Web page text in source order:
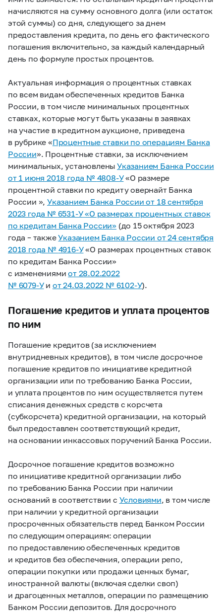
начисляются на сумму основного долга (или остаток
этой суммы) со дня, следующего за днем
предоставления кредита, по день его фактического
погашения включительно, за каждый календарный
день по формуле простых процентов.
Актуальная информация о процентных ставках
по всем видам обеспеченных кредитов Банка
России, в том числе минимальных процентных
ставках, которые могут быть указаны в заявках
на участие в кредитном аукционе, приведена
в рубрике «Процентные ставки по операциям Банка
России». Процентные ставки, за исключением
минимальных, установленыУказанием Банка России
от 1 июня 2018 года № 4808-У«О размере
процентной ставки по кредиту овернайт Банка
России »,Указанием Банка России от 18 сентября
2023 года № 6531-У «О размерах процентных ставок
по кредитам Банка России» (до 15 октября 2023
года – такжеУказанием Банка России от 24 сентября
2018 года № 4916-У«О размерах процентных ставок
по кредитам Банка России»
с изменениями от 28.02.2022
№ 6079-У и от 24.03.2022 № 6102-У).
Погашение кредитов и уплата процентов
по ним
Погашение кредитов (за исключением
внутридневных кредитов), в том числе досрочное
погашение кредитов по инициативе кредитной
организации или по требованию Банка России,
и уплата процентов по ним осуществляется путем
списания денежных средств с корсчета
(субкорсчета) кредитной организации, на который
был предоставлен соответствующий кредит,
на основании инкассовых поручений Банка России.
Досрочное погашение кредитов возможно
по инициативе кредитной организации либо
по требованию Банка России при наличии
оснований в соответствии с Условиями, в том числе
при наличии у кредитной организации
просроченных обязательств перед Банком России
по следующим операциям: операции
по предоставлению обеспеченных кредитов
и кредитов без обеспечения, операции репо,
операции покупки или продажи ценных бумаг,
иностранной валюты (включая сделки своп)
и драгоценных металлов, операции по размещению
Банком России депозитов. Для досрочного